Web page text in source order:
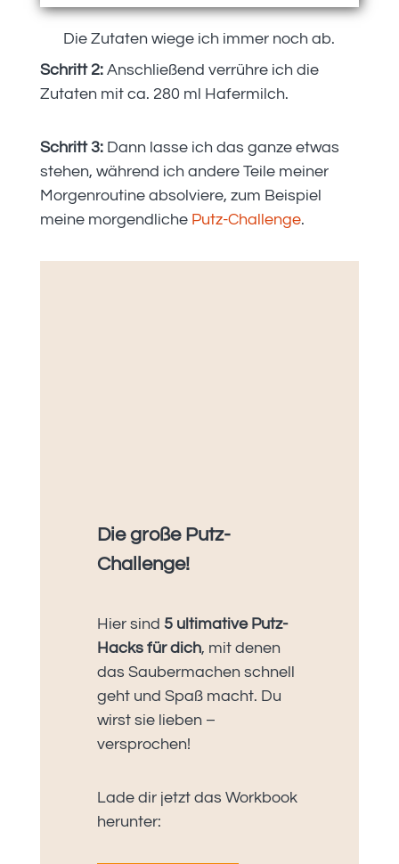
Die Zutaten wiege ich immer noch ab.
Schritt 2:Anschließend verrühre ich die
Zutaten mit ca. 280 ml Hafermilch.
Schritt 3: Dann lasse ich das ganze etwas
stehen, während ich andere Teile meiner
Morgenroutine absolviere, zum Beispiel
meine morgendliche Putz-Challenge.
Die große Putz-
Challenge!
Hier sind5 ultimative Putz-
Hacks für dich, mit denen
das Saubermachen schnell
geht und Spaß macht. Du
wirst sie lieben –
versprochen!
Lade dir jetzt das Workbook
herunter: